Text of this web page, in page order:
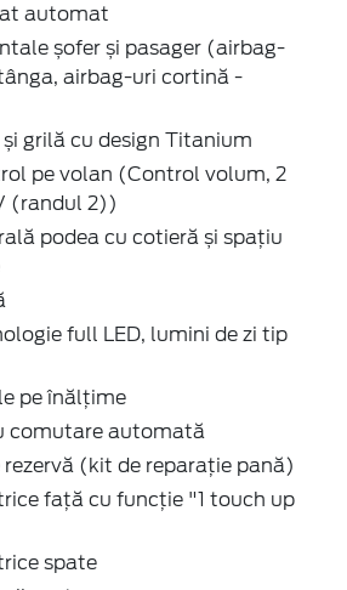
automat
șofer și pasager (airbag-
airbag-uri cortină -
grilă cu design Titanium
pe volan (Control volum, 2
(randul 2))
podea cu cotieră și spațiu
full LED, lumini de zi tip
pe înălțime
comutare automată
(kit de reparație pană)
față cu funcție "1 touch up
spate